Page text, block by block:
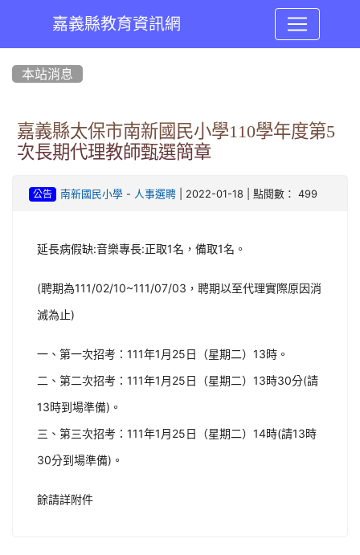
嘉義縣教育資訊網
本站消息
嘉義縣太保市南新國民小學110學年度第5
次長期代理教師甄選簡章
公告 南新國民小學- 人事選聘| 2022-01-18 | 點閱數： 499
延長病假缺:音樂專長:正取1名，備取1名。
(聘期為111/02/10~111/07/03，聘期以至代理實際原因消
滅為止)
一、第一次招考：111年1月25日（星期二）13時。
二、第二次招考：111年1月25日（星期二）13時30分(請
13時到場準備)。
三、第三次招考：111年1月25日（星期二）14時(請13時
30分到場準備)。
餘請詳附件